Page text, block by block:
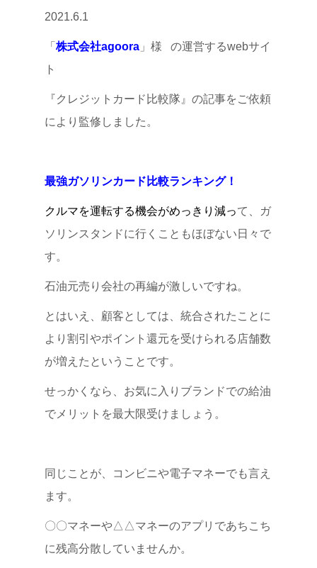
2021.6.1
「株式会社agoora 」様 の運営するwebサイ
ト
『クレジットカード比較隊』の記事をご依頼
により監修しました。
最強ガソリンカード比較ランキング！
クルマを運転する機会がめっきり減って、ガ
ソリンスタンドに行くこともほぼない日々で
す。
石油元売り会社の再編が激しいですね。
とはいえ、顧客としては、統合されたことに
より割引やポイント還元を受けられる店舗数
が増えたということです。
せっかくなら、お気に入りブランドでの給油
でメリットを最大限受けましょう。
同じことが、コンビニや電子マネーでも言え
ます。
〇〇マネーや△△マネーのアプリであちこち
に残高分散していませんか。